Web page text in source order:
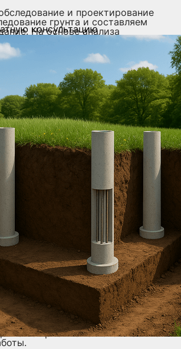
и проектирование
грунта и составляем
На основе анализа
свайно-ростверковый
сваях или фундамент с
и подготовка площадки
разметку под каждую сваю
с проектом. Удаляются
и препятствия на площадке.
под сваи
буровое
и диаметр скважин
учетом масштаба будущего
и бетонирование
устанавливаем армирующий
бетон. Таким образом
фундамент на буронабивных
опалубки и армирование.
бетон для создания ростверка —
балки, соединяющей все сваи в
и выдержка бетона
контрольные проверки,
и инструментальный
набирает прочность в течение 7–
на буронабивных сваях
несущую способность и
даже в условиях
Мы предлагаем реализацию
ключ с приемлемой стоимостью и
консультацию